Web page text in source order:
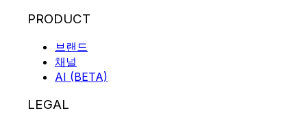
PRODUCT
브랜드
채널
AI (BETA)
LEGAL